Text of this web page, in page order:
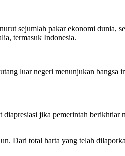
sejumlah pakar ekonomi dunia,
termasuk Indonesia.
luar negeri menunjukan bangsa
diapresiasi jika pemerintah berikhtiar
Dari total harta yang telah